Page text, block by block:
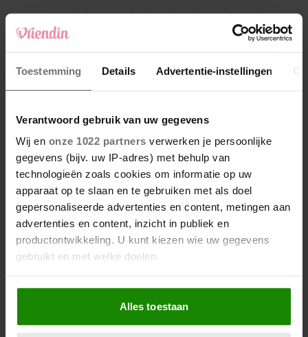
Toestemming Details Advertentie-instellingen
Verantwoord gebruik van uw gegevens
Wij en onze 1022 partners verwerken je persoonlijke
gegevens (bijv. uw IP-adres) met behulp van
technologieën zoals cookies om informatie op uw
apparaat op te slaan en te gebruiken met als doel
gepersonaliseerde advertenties en content, metingen aan
advertenties en content, inzicht in publiek en
productontwikkeling. U kunt kiezen wie uw gegevens
gebruikt en met welke doelen.
Als u het toestaat, willen we ook graag:
Informatie verzamelen over uw geografische
locatie, die tot een paar meter nauwkeurig kan zijn
Alles toestaan
4 Makelaar Mandy: ‘Een bericht van de BN’er.
Een foto. Mijn lijf reageert’
5 Makelaar Mandy: ‘Vrijdagavond belde Bart.
Hij sprak eng kalm’
Nieuw